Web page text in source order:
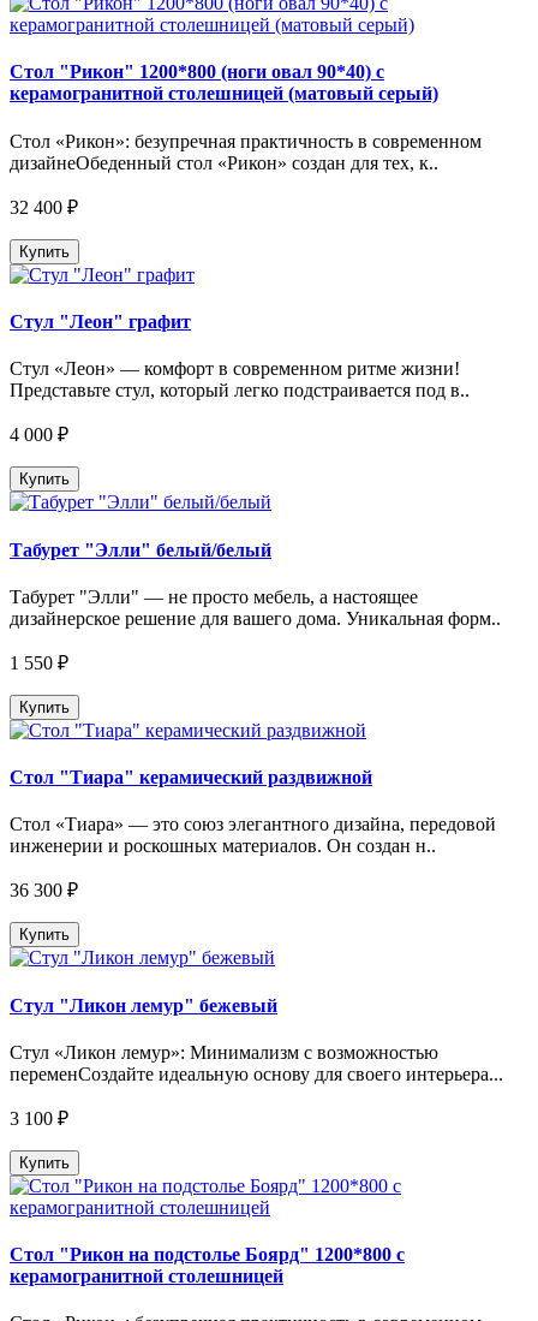
Стол "Рикон" 1200*800 (ноги овал 90*40) с
керамогранитной столешницей (матовый серый)
Стол «Рикон»: безупречная практичность в современном
дизайнеОбеденный стол «Рикон» создан для тех, к..
32 400 ₽
Купить
Стул "Леон" графит
Стул «Леон» — комфорт в современном ритме жизни!
Представьте стул, который легко подстраивается под в..
4 000 ₽
Купить
Табурет "Элли" белый/белый
Табурет "Элли" — не просто мебель, а настоящее
дизайнерское решение для вашего дома. Уникальная форм..
1 550 ₽
Купить
Стол "Тиара" керамический раздвижной
Стол «Тиара» — это союз элегантного дизайна, передовой
инженерии и роскошных материалов. Он создан н..
36 300 ₽
Купить
Стул "Ликон лемур" бежевый
Стул «Ликон лемур»: Минимализм с возможностью
переменСоздайте идеальную основу для своего интерьера...
3 100 ₽
Купить
Стол "Рикон на подстолье Боярд" 1200*800 с
керамогранитной столешницей